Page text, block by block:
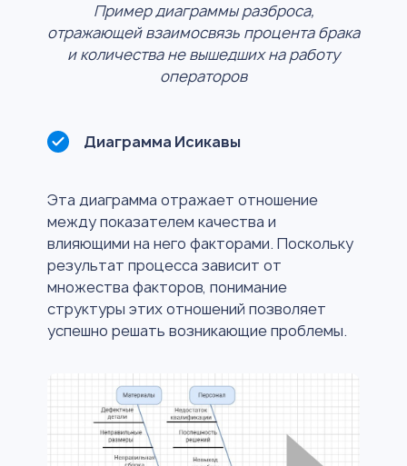
Пример диаграммы разброса,
отражающей взаимосвязь процента брака
и количества не вышедших на работу
операторов
Диаграмма Исикавы
Эта диаграмма отражает отношение
между показателем качества и
влияющими на него факторами. Поскольку
результат процесса зависит от
множества факторов, понимание
структуры этих отношений позволяет
успешно решать возникающие проблемы.